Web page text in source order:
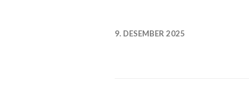
9. DESEMBER 2025